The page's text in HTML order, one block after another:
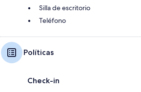
Silla de escritorio
Teléfono
Políticas
Check-in